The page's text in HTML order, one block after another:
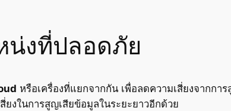
น่งที่ปลอดภัย
หรือเครื่องที่แยกจากกัน เพื่อลดความเสี่ยงจากก
งในการสูญเสียข้อมูลในระยะยาวอีกด้วย